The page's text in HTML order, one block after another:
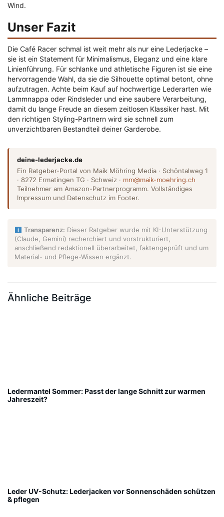
Wind.
Unser Fazit
Die Café Racer schmal ist weit mehr als nur eine Lederjacke –
sie ist ein Statement für Minimalismus, Eleganz und eine klare
Linienführung. Für schlanke und athletische Figuren ist sie eine
hervorragende Wahl, da sie die Silhouette optimal betont, ohne
aufzutragen. Achte beim Kauf auf hochwertige Lederarten wie
Lammnappa oder Rindsleder und eine saubere Verarbeitung,
damit du lange Freude an diesem zeitlosen Klassiker hast. Mit
den richtigen Styling-Partnern wird sie schnell zum
unverzichtbaren Bestandteil deiner Garderobe.
deine-lederjacke.de
Ein Ratgeber-Portal von Maik Möhring Media · Schöntalweg 1
· 8272 Ermatingen TG · Schweiz · mm@maik-moehring.ch
Teilnehmer am Amazon-Partnerprogramm. Vollständiges
Impressum und Datenschutz im Footer.
Transparenz: Dieser Ratgeber wurde mit KI-Unterstützung
(Claude, Gemini) recherchiert und vorstrukturiert,
anschließend redaktionell überarbeitet, faktengeprüft und um
Material- und Pflege-Wissen ergänzt.
Ähnliche Beiträge
Ledermantel Sommer: Passt der lange Schnitt zur warmen
Jahreszeit?
Leder UV-Schutz: Lederjacken vor Sonnenschäden schützen
& pflegen